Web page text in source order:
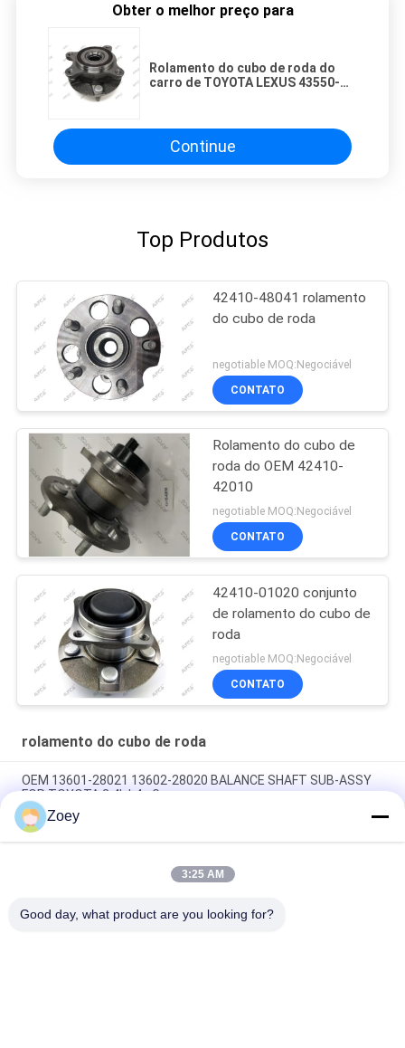
Obter o melhor preço para
Rolamento do cubo de roda do
carro de TOYOTA LEXUS 43550-
Continue
Top Produtos
42410-48041 rolamento
do cubo de roda
negotiable MOQ:Negociável
CONTATO
Rolamento do cubo de
roda do OEM 42410-
42010
negotiable MOQ:Negociável
CONTATO
42410-01020 conjunto
de rolamento do cubo de
roda
negotiable MOQ:Negociável
CONTATO
rolamento do cubo de roda
OEM 13601-28021 13602-28020 BALANCE SHAFT SUB-ASSY
FOR TOYOTA 2.4L L4 - Gas
OEM 2345A015 MR995034 CLUTCH MASTER CYLINDER para a
Mitsubishi L200/TRITON
OEM 13810-PWA-003 13810-PWA-000 PULHA DE CENTURAS,
Zoey
3:25 AM
Good day, what product are you looking for?